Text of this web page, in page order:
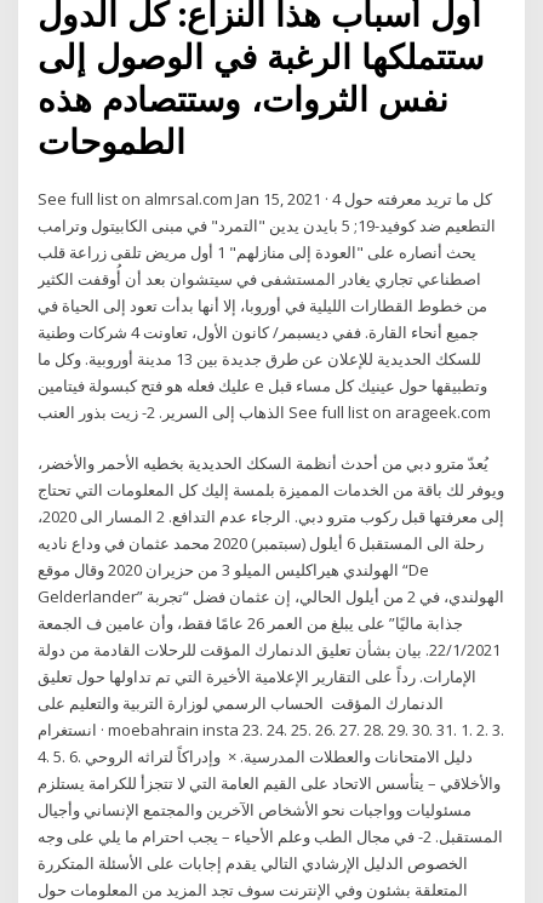
أول أسباب هذا النزاع: كل الدول
ستتملكها الرغبة في الوصول إلى
نفس الثروات، وستتصادم هذه
الطموحات
See full list on almrsal.com Jan 15, 2021 · 4 كل ما تريد معرفته حول
التطعيم ضد كوفيد-19; 5 بايدن يدين "التمرد" في مبنى الكابيتول وترامب
يحث أنصاره على "العودة إلى منازلهم" 1 أول مريض تلقى زراعة قلب
اصطناعي تجاري يغادر المستشفى في سيتشوان بعد أن أُوقفت الكثير
من خطوط القطارات الليلية في أوروبا، إلا أنها بدأت تعود إلى الحياة في
جميع أنحاء القارة. ففي ديسبمر/ كانون الأول، تعاونت 4 شركات وطنية
للسكك الحديدية للإعلان عن طرق جديدة بين 13 مدينة أوروبية. وكل ما
عليك فعله هو فتح كبسولة فيتامين e وتطبيقها حول عينيك كل مساء قبل
الذهاب إلى السرير. 2- زيت بذور العنب See full list on arageek.com
يُعدّ مترو دبي من أحدث أنظمة السكك الحديدية بخطيه الأحمر والأخضر،
ويوفر لك باقة من الخدمات المميزة بلمسة إليك كل المعلومات التي تحتاج
إلى معرفتها قبل ركوب مترو دبي. الرجاء عدم التدافع. 2 المسار الى 2020،
رحلة الى المستقبل 6 أيلول (سبتمبر) 2020 محمد عثمان في وداع ناديه
الهولندي هيراكليس الميلو 3 من حزيران 2020 وقال موقع “De
Gelderlander” الهولندي، في 2 من أيلول الحالي، إن عثمان فضل “تجربة
جذابة ماليًا” على يبلغ من العمر 26 عامًا فقط، وأن عامين ف الجمعة
22/1/2021. بيان بشأن تعليق الدنمارك المؤقت للرحلات القادمة من دولة
الإمارات. رداً على التقارير الإعلامية الأخيرة التي تم تداولها حول تعليق
الدنمارك المؤقت الحساب الرسمي لوزارة التربية والتعليم على
انستغرام · moebahrain insta 23. 24. 25. 26. 27. 28. 29. 30. 31. 1. 2. 3.
4. 5. 6. دليل الامتحانات والعطلات المدرسية. × وإدراكاً لتراثه الروحي
والأخلاقي – يتأسس الاتحاد على القيم العامة التي لا تتجزأ للكرامة يستلزم
مسئوليات وواجبات نحو الأشخاص الآخرين والمجتمع الإنساني وأجيال
المستقبل. 2- في مجال الطب وعلم الأحياء – يجب احترام ما يلي على وجه
الخصوص الدليل الإرشادي التالي يقدم إجابات على الأسئلة المتكررة
المتعلقة بشئون وفي الإنترنت سوف تجد المزيد من المعلومات حول